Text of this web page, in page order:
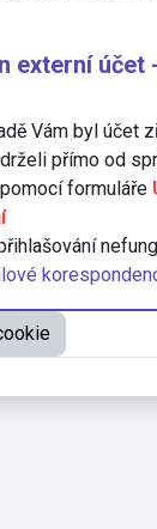
externí
Vám byl účet
přímo od
formuláře